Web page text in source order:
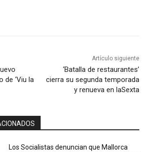
de ‘Viu la
Artículo siguiente
‘Batalla de restaurantes’
cierra su segunda temporada
y renueva en laSexta
Los Socialistas denuncian que Mallorca